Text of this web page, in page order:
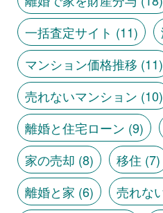
一括査定サイト (11)
マンション価格推移 (11)
売れないマンション (10)
離婚と住宅ローン (9)
家の売却 (8) 移住 (7)
離婚と家 (6) 売れな